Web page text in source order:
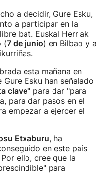
a decidir, Gure Esku,
a participar en la
bat. Euskal Herriak
(7 de junio) en Bilbao y a
esta mañana en
Esku han señalado
clave" para dar "para
para dar pasos en el
empezar a ejercer el
Etxaburu, ha
en este país
ello, cree que la
para